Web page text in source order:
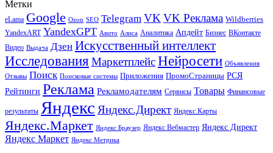
Метки
eLama Google Ozon SEO Telegram VK VK Реклама Wildberries
YandexART YandexGPT Авито Алиса Аналитика Апдейт Бизнес ВКонтакте
Видео Выдача Дзен Искусственный интеллект
Исследования МаркетплейсНейросети Объявления
Отзывы Поиск Поисковые системы Приложения ПромоСтраницы РСЯ
Рейтинги Реклама Рекламодателям Сервисы Товары Финансовые
результаты Яндекс Яндекс.Директ Яндекс.Карты
Яндекс.Маркет Яндекс Браузер Яндекс Вебмастер Яндекс Директ
Яндекс Маркет Яндекс Метрика